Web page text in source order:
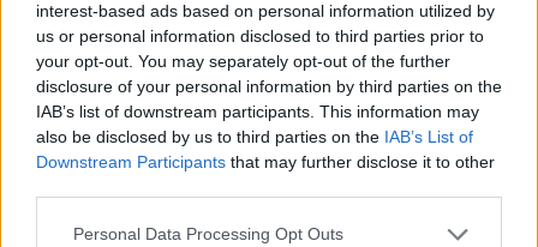
interest-based ads based on personal information utilized by
us or personal information disclosed to third parties prior to
your opt-out. You may separately opt-out of the further
disclosure of your personal information by third parties on the
IAB’s list of downstream participants. This information may
also be disclosed by us to third parties on the IAB’s List of
Downstream Participants that may further disclose it to other
Personal Data Processing Opt Outs
Jihlava)
06.08.2026 -Bosch Powertrain s.r.o. • montážní dělník • mzda 44.700
týdenní zálohy na mzdu 2.000 Kč (Jihlava, okres Jihlava)
06.08.2026 - Bosch Powertrain s.r.o. Jihlava • práce ve skladu • mzda
48.400 Kč • náborový bonus 50.000 Kč • ubytování (Jihlava, okres
... další nabídky zaměstnání
Vybrané články